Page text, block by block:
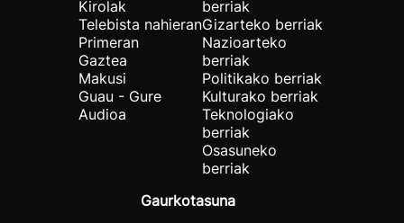
Kirolak
Telebista nahieran
Primeran
Gaztea
Makusi
Guau - Gure
Audioa
berriak
Gizarteko berriak
Nazioarteko
berriak
Politikako berriak
Kulturako berriak
Teknologiako
berriak
Osasuneko
berriak
Gaurkotasuna